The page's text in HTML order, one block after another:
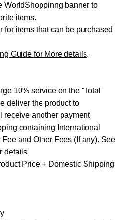
WorldShoppinng banner to
items.
for items that can be purchased
Guide for More details.
10% service on the “Total
deliver the product to
receive another payment
containing International
and Other Fees (If any). See
details.
Price + Domestic Shipping